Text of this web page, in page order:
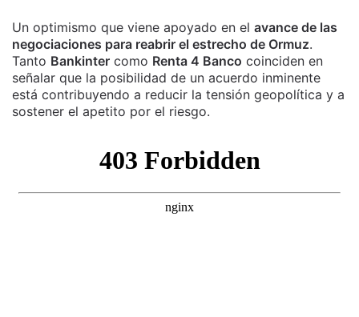
Un optimismo que viene apoyado en el avance de las
negociaciones para reabrir el estrecho de Ormuz.
Tanto Bankinter como Renta 4 Banco coinciden en
señalar que la posibilidad de un acuerdo inminente
está contribuyendo a reducir la tensión geopolítica y a
sostener el apetito por el riesgo.